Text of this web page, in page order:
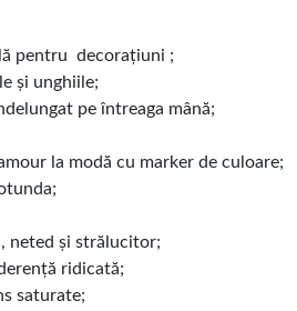
pentru decorațiuni ;
și unghiile;
pe întreaga mână;
la modă cu marker de culoare;
neted și strălucitor;
ridicată;
saturate;